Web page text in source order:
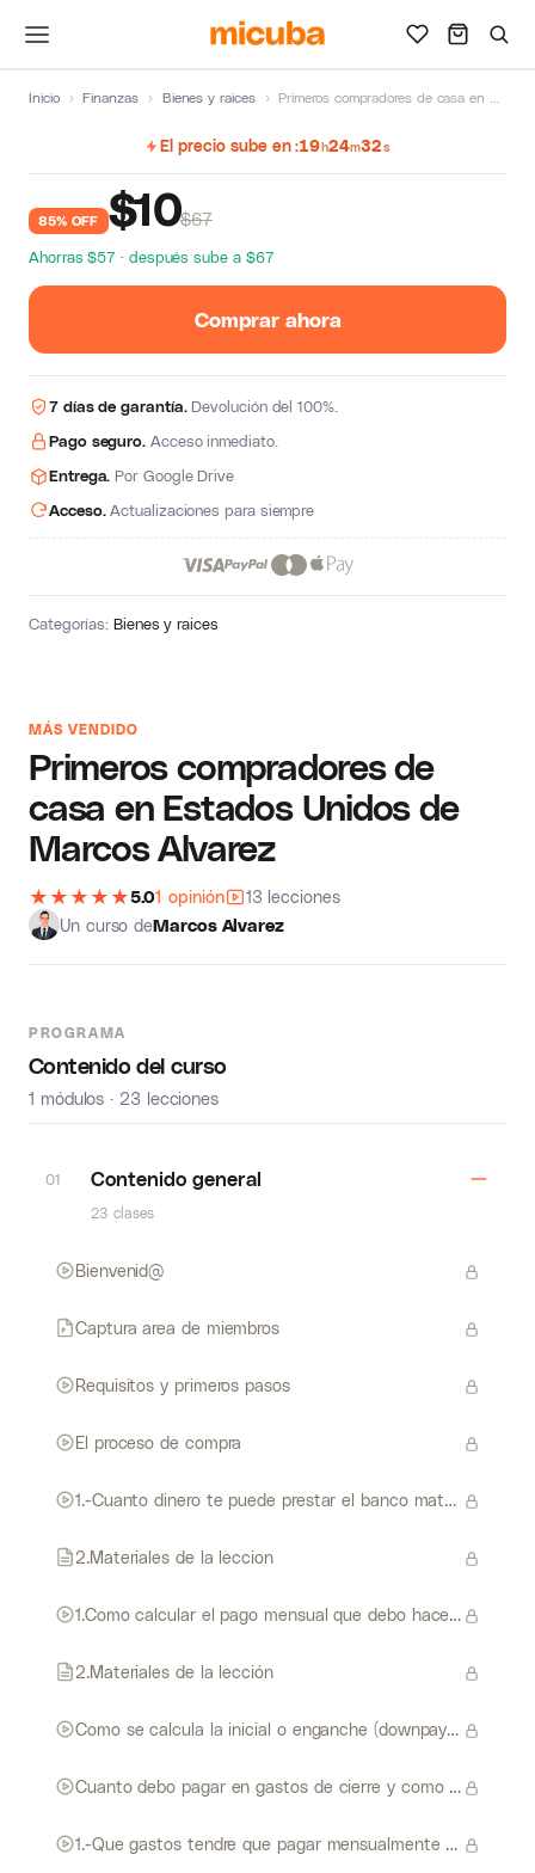
Inicio › Finanzas › Bienes y raices › Primeros compradores de casa en Estados Unidos de Marcos Alvarez
MÁS VENDIDO
Primeros compradores de
casa en Estados Unidos de
Marcos Alvarez
★ ★ ★ ★ ★5.01 opinión
13 lecciones
Un curso deMarcos Alvarez
PROGRAMA
Contenido del curso
1 módulos · 23 lecciones
01 Contenido general
23 clases
Bienvenid@
Captura area de miembros
Requisitos y primeros pasos
El proceso de compra
1.-Cuanto dinero te puede prestar el banco materiales de la lección
2.Materiales de la leccion
1.Como calcular el pago mensual que debo hacer cada mes materiales de la lección
2.Materiales de la lección
Como se calcula la inicial o enganche (downpayment)
Cuanto debo pagar en gastos de cierre y como puedo negociarlos
1.-Que gastos tendre que pagar mensualmente materiales de la lección
El precio sube en 19h24m32s
85% OFF $10$67
Ahorras $57 · después sube a $67
Comprar ahora
7 días de garantía.Devolución del 100%.
Pago seguro. Acceso inmediato.
Entrega. Por Google Drive
Acceso.Actualizaciones para siempre
Categorías:Bienes y raices